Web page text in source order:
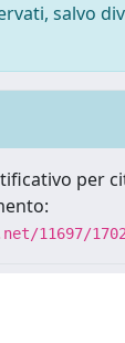
salvo
per
11697/